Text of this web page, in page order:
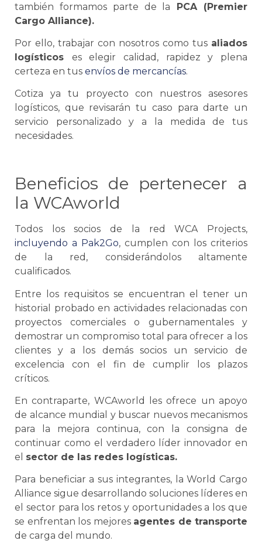
también formamos parte de la PCA (Premier
Cargo Alliance).
Por ello, trabajar con nosotros como tus aliados
logísticos es elegir calidad, rapidez y plena
certeza en tus envíos de mercancías.
Cotiza ya tu proyecto con nuestros asesores
logísticos, que revisarán tu caso para darte un
servicio personalizado y a la medida de tus
necesidades.
Beneficios de pertenecer a
la WCAworld
Todos los socios de la red WCA Projects,
incluyendo a Pak2Go, cumplen con los criterios
de la red, considerándolos altamente
cualificados.
Entre los requisitosse encuentran el tener un
historial probado en actividades relacionadas con
proyectos comerciales o gubernamentales y
demostrar un compromiso total para ofrecer a los
clientes y a los demás socios un servicio de
excelencia con el fin de cumplir los plazos
críticos.
En contraparte, WCAworld les ofrece un apoyo
de alcance mundial y buscar nuevos mecanismos
para la mejora continua, con la consigna de
continuar como el verdadero líder innovador en
el sector de las redes logísticas.
Para beneficiar a sus integrantes, la World Cargo
Alliance sigue desarrollando soluciones líderes en
el sector para los retos y oportunidades a los que
se enfrentan los mejores agentes de transporte
de carga del mundo.